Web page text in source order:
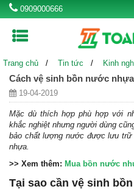
0909000666
MÁY LỌC NƯỚC RO BÌNH
BỒN TỰ HOẠI BỒN
CHẬU RỬA INOX VÒI
BỂ NƯỚC NGẦM BỒN
Trang chủ Tin tức Kinh
Cách vệ sinh bồn nước nhựa
19-04-2019
Mặc dù thích hợp phù hợp với
khắc nghiệt nhưng người dùng
bảo chất lượng nước được lưu trữ
nhựa.
>> Xem thêm: Mua bồn nước
Tại sao cần vệ sinh